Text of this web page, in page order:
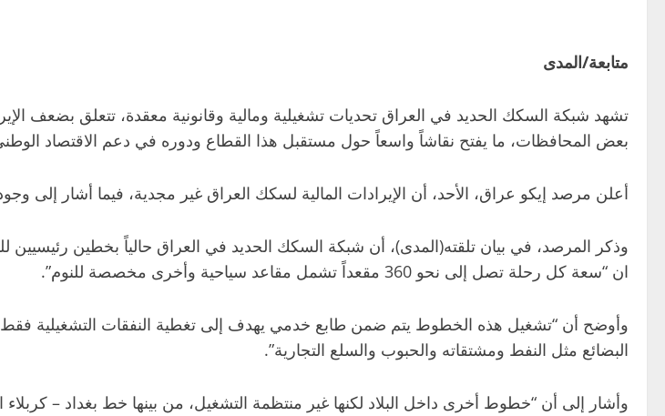
متابعة/المدى
تشهد شبكة السكك الحديد في العراق تحديات تشغيلية ومالية وقانونية معقدة، تتعلق بضعف
بعض المحافظات، ما يفتح نقاشاً واسعاً حول مستقبل هذا القطاع ودوره في دعم الاقتصاد
أعلن مرصد إيكو عراق، الأحد، أن الإيرادات المالية لسكك العراق غير مجدية، فيما أشار إلى
وذكر المرصد، في بيان تلقته(المدى)، أن شبكة السكك الحديد في العراق حالياً بخطين رئيسيين
ان “سعة كل رحلة تصل إلى نحو 360 مقعداً تشمل مقاعد سياحية وأخرى مخصصة للنوم”.
وأوضح أن “تشغيل هذه الخطوط يتم ضمن طابع خدمي يهدف إلى تغطية النفقات التشغيلية فقط،
البضائع مثل النفط ومشتقاته والحبوب والسلع التجارية”.
وأشار إلى أن “خطوط أخرى داخل البلاد لكنها غير منتظمة التشغيل، من بينها خط بغداد –